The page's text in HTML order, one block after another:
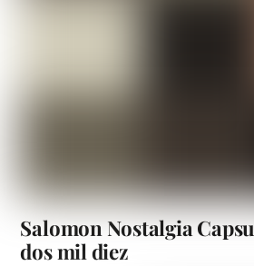
Salomon Nostalgia
dos mil diez